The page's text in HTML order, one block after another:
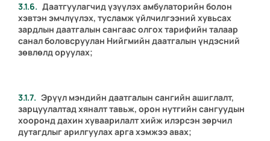
Даатгуулагчид үзүүлэх амбулаторийн болон
хэвтэн эмчлүүлэх, тусламж үйлчилгээний хувьсах
зардлын даатгалын сангаас олгох тарифийн талаар
санал боловсруулан Нийгмийн даатгалын үндэсний
зөвлөлд оруулах;
Эрүүл мэндийн даатгалын сангийн ашиглалт,
зарцуулалтад хяналт тавьж, орон нутгийн сангуудын
хооронд дахин хуваарилалт хийж илэрсэн зөрчил
дутагдлыг арилгуулах арга хэмжээ авах;